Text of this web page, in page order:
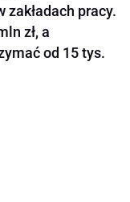
pracy.
zł, a
od 15 tys.